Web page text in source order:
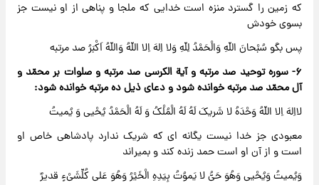
که زمین را گسترد منزه است خدایی که ملجا و پناهی از او نیست جز
بسوی خودش
پس بگو سُبْحانَ اللّهِ وَالْحَمْدُ لِلّهِ وَلا اِلهَ اِلا اللّهُ وَاللّهُ اَکْبَرُ صد مرتبه
۶- سوره توحید صد مرتبه و آیة الکرسی صد مرتبه و صلوات بر محمّد و
آل محمّد صد مرتبه خوانده شود و دعای ذیل ده مرتبه خوانده شود:
لااِلهَ اِلا اللّهُ وَحْدَهُ لا شَریکَ لَهُ لَهُ الْمُلْکُ وَ لَهُ الْحَمْدُ یُحْیی وَ یُمیتُ
معبودی جز خدا نیست یگانه ای که شریک ندارد پادشاهی خاص او
است و از آن او است حمد زنده کند و بمیراند
وَیُمیتُ وَیُحْیی وَهُوَ حَیُّ لا یَموُتُ بِیَدِهِ الْخَیْرُ وَهُوَ عَلی کُلِّشَیْءٍ قدیرٌ